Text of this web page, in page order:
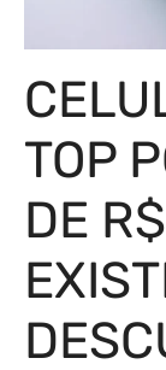
TOP
DE